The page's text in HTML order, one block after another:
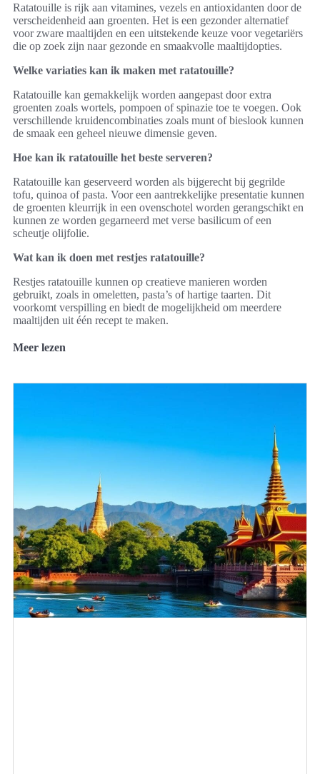
Ratatouille is rijk aan vitamines, vezels en antioxidanten door de
verscheidenheid aan groenten. Het is een gezonder alternatief
voor zware maaltijden en een uitstekende keuze voor vegetariërs
die op zoek zijn naar gezonde en smaakvolle maaltijdopties.
Welke variaties kan ik maken met ratatouille?
Ratatouille kan gemakkelijk worden aangepast door extra
groenten zoals wortels, pompoen of spinazie toe te voegen. Ook
verschillende kruidencombinaties zoals munt of bieslook kunnen
de smaak een geheel nieuwe dimensie geven.
Hoe kan ik ratatouille het beste serveren?
Ratatouille kan geserveerd worden als bijgerecht bij gegrilde
tofu, quinoa of pasta. Voor een aantrekkelijke presentatie kunnen
de groenten kleurrijk in een ovenschotel worden gerangschikt en
kunnen ze worden gegarneerd met verse basilicum of een
scheutje olijfolie.
Wat kan ik doen met restjes ratatouille?
Restjes ratatouille kunnen op creatieve manieren worden
gebruikt, zoals in omeletten, pasta’s of hartige taarten. Dit
voorkomt verspilling en biedt de mogelijkheid om meerdere
maaltijden uit één recept te maken.
Meer lezen